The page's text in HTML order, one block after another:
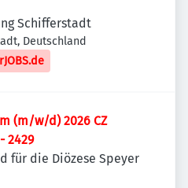
Schifferstadt
Deutschland
(m/w/d) 2026 CZ
2429
für die Diözese Speyer